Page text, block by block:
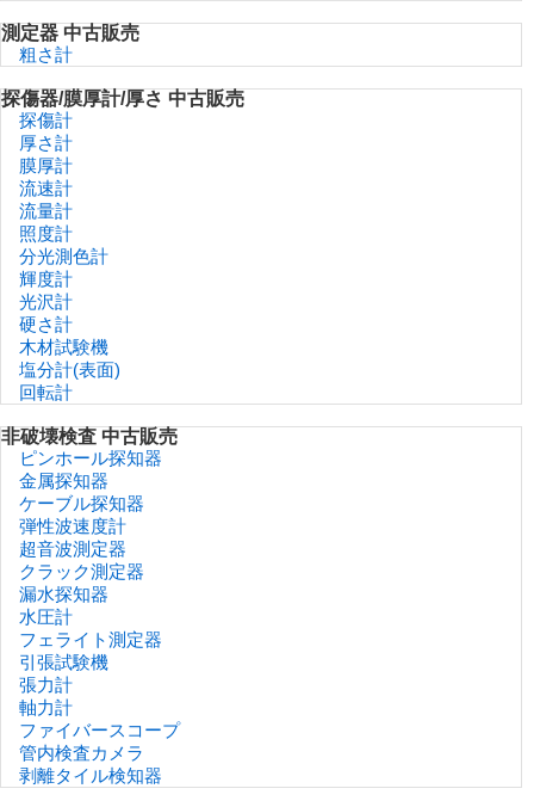
測定器 中古販売
粗さ計
探傷器/膜厚計/厚さ 中古販売
探傷計
厚さ計
膜厚計
流速計
流量計
照度計
分光測色計
輝度計
光沢計
硬さ計
木材試験機
塩分計(表面)
回転計
非破壊検査 中古販売
ピンホール探知器
金属探知器
ケーブル探知器
弾性波速度計
超音波測定器
クラック測定器
漏水探知器
水圧計
フェライト測定器
引張試験機
張力計
軸力計
ファイバースコープ
管内検査カメラ
剥離タイル検知器